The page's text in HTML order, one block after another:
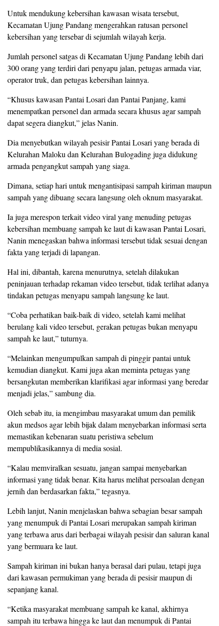
Untuk mendukung kebersihan kawasan wisata tersebut,
Kecamatan Ujung Pandang mengerahkan ratusan personel
kebersihan yang tersebar di sejumlah wilayah kerja.
Jumlah personel satgas di Kecamatan Ujung Pandang lebih dari
300 orang yang terdiri dari penyapu jalan, petugas armada viar,
operator truk, dan petugas kebersihan lainnya.
“Khusus kawasan Pantai Losari dan Pantai Panjang, kami
menempatkan personel dan armada secara khusus agar sampah
dapat segera diangkut,” jelas Nanin.
Dia menyebutkan wilayah pesisir Pantai Losari yang berada di
Kelurahan Maloku dan Kelurahan Bulogading juga didukung
armada pengangkut sampah yang siaga.
Dimana, setiap hari untuk mengantisipasi sampah kiriman maupun
sampah yang dibuang secara langsung oleh oknum masyarakat.
Ia juga merespon terkait video viral yang menuding petugas
kebersihan membuang sampah ke laut di kawasan Pantai Losari,
Nanin menegaskan bahwa informasi tersebut tidak sesuai dengan
fakta yang terjadi di lapangan.
Hal ini, dibantah, karena menurutnya, setelah dilakukan
peninjauan terhadap rekaman video tersebut, tidak terlihat adanya
tindakan petugas menyapu sampah langsung ke laut.
“Coba perhatikan baik-baik di video, setelah kami melihat
berulang kali video tersebut, gerakan petugas bukan menyapu
sampah ke laut,” tuturnya.
“Melainkan mengumpulkan sampah di pinggir pantai untuk
kemudian diangkut. Kami juga akan meminta petugas yang
bersangkutan memberikan klarifikasi agar informasi yang beredar
menjadi jelas,” sambung dia.
Oleh sebab itu, ia mengimbau masyarakat umum dan pemilik
akun medsos agar lebih bijak dalam menyebarkan informasi serta
memastikan kebenaran suatu peristiwa sebelum
mempublikasikannya di media sosial.
“Kalau memviralkan sesuatu, jangan sampai menyebarkan
informasi yang tidak benar. Kita harus melihat persoalan dengan
jernih dan berdasarkan fakta,” tegasnya.
Lebih lanjut, Nanin menjelaskan bahwa sebagian besar sampah
yang menumpuk di Pantai Losari merupakan sampah kiriman
yang terbawa arus dari berbagai wilayah pesisir dan saluran kanal
yang bermuara ke laut.
Sampah kiriman ini bukan hanya berasal dari pulau, tetapi juga
dari kawasan permukiman yang berada di pesisir maupun di
sepanjang kanal.
“Ketika masyarakat membuang sampah ke kanal, akhirnya
sampah itu terbawa hingga ke laut dan menumpuk di Pantai